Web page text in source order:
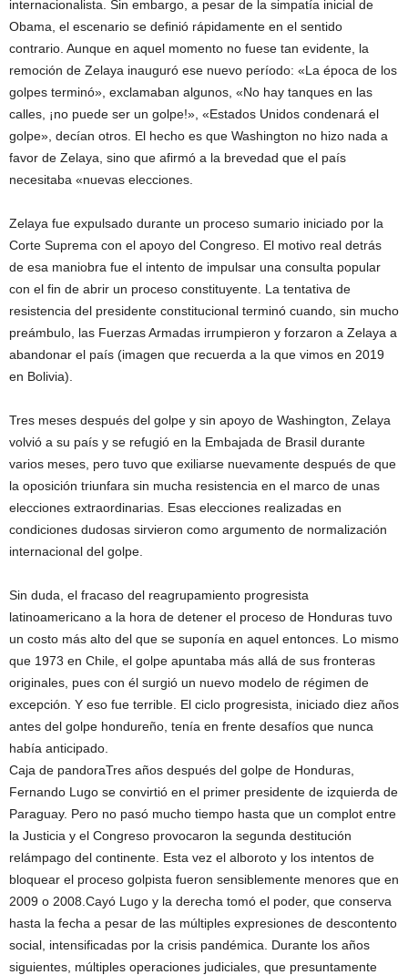
internacionalista. Sin embargo, a pesar de la simpatía inicial de
Obama, el escenario se definió rápidamente en el sentido
contrario. Aunque en aquel momento no fuese tan evidente, la
remoción de Zelaya inauguró ese nuevo período: «La época de los
golpes terminó», exclamaban algunos, «No hay tanques en las
calles, ¡no puede ser un golpe!», «Estados Unidos condenará el
golpe», decían otros. El hecho es que Washington no hizo nada a
favor de Zelaya, sino que afirmó a la brevedad que el país
necesitaba «nuevas elecciones.
Zelaya fue expulsado durante un proceso sumario iniciado por la
Corte Suprema con el apoyo del Congreso. El motivo real detrás
de esa maniobra fue el intento de impulsar una consulta popular
con el fin de abrir un proceso constituyente. La tentativa de
resistencia del presidente constitucional terminó cuando, sin mucho
preámbulo, las Fuerzas Armadas irrumpieron y forzaron a Zelaya a
abandonar el país (imagen que recuerda a la que vimos en 2019
en Bolivia).
Tres meses después del golpe y sin apoyo de Washington, Zelaya
volvió a su país y se refugió en la Embajada de Brasil durante
varios meses, pero tuvo que exiliarse nuevamente después de que
la oposición triunfara sin mucha resistencia en el marco de unas
elecciones extraordinarias. Esas elecciones realizadas en
condiciones dudosas sirvieron como argumento de normalización
internacional del golpe.
Sin duda, el fracaso del reagrupamiento progresista
latinoamericano a la hora de detener el proceso de Honduras tuvo
un costo más alto del que se suponía en aquel entonces. Lo mismo
que 1973 en Chile, el golpe apuntaba más allá de sus fronteras
originales, pues con él surgió un nuevo modelo de régimen de
excepción. Y eso fue terrible. El ciclo progresista, iniciado diez años
antes del golpe hondureño, tenía en frente desafíos que nunca
había anticipado.
Caja de pandoraTres años después del golpe de Honduras,
Fernando Lugo se convirtió en el primer presidente de izquierda de
Paraguay. Pero no pasó mucho tiempo hasta que un complot entre
la Justicia y el Congreso provocaron la segunda destitución
relámpago del continente. Esta vez el alboroto y los intentos de
bloquear el proceso golpista fueron sensiblemente menores que en
2009 o 2008.Cayó Lugo y la derecha tomó el poder, que conserva
hasta la fecha a pesar de las múltiples expresiones de descontento
social, intensificadas por la crisis pandémica. Durante los años
siguientes, múltiples operaciones judiciales, que presuntamente